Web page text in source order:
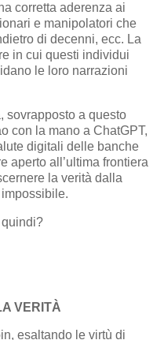
corretta aderenza ai
e manipolatori che
di decenni, ecc. La
in cui questi individui
le loro narrazioni
sovrapposto a questo
con la mano a ChatGPT,
digitali delle banche
aperto all’ultima frontiera
la verità dalla
VERITÀ
esaltando le virtù di